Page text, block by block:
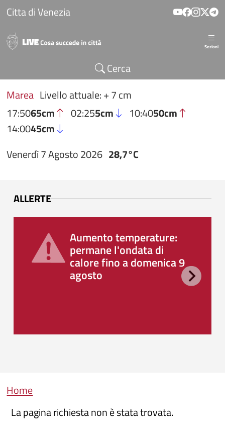
Salta al contenuto principale
Citta di Venezia
Sezioni
Cerca
Marea Livello attuale: + 7 cm
17:5065cm 02:255cm 10:4050cm
14:0045cm
Venerdì 7 Agosto 2026 28,7°C
ALLERTE
Aumento temperature:
permane l'ondata di
calore fino a domenica 9
agosto
Briciole di pane
Home
La pagina richiesta non è stata trovata.